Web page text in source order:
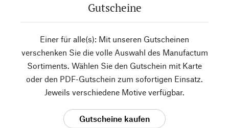
Gutscheine
Einer für alle(s): Mit unseren Gutscheinen
verschenken Sie die volle Auswahl des Manufactum
Sortiments. Wählen Sie den Gutschein mit Karte
oder den PDF-Gutschein zum sofortigen Einsatz.
Jeweils verschiedene Motive verfügbar.
Gutscheine kaufen